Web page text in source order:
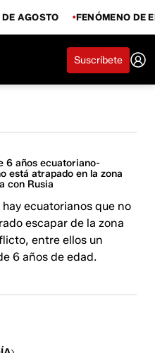
AGOSTO FENÓMENO DE
Suscríbete
6 años ecuatoriano-
está atrapado en la zona
con Rusia
hay ecuatorianos que no
escapar de la zona
entre ellos un
6 años de edad.